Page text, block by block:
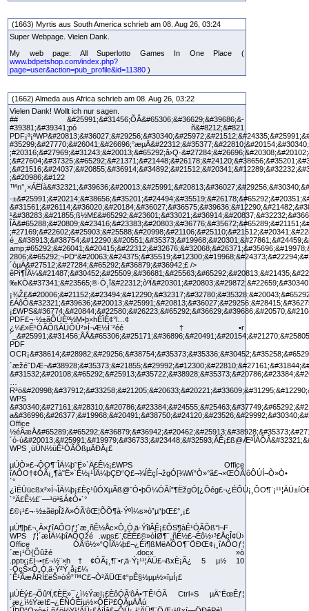
(1663) Myrtis aus South America schrieb am 08. Aug 26, 03:24
Super Webpage. Vielen Dank.
My web page: All Superlotto Games In One Place (
www.bdpetshop.com/index.php?
page=user&action=pub_profile&id=11380 )
(1662) Almeda aus Africa schrieb am 08. Aug 26, 03:22
Vielen Dank! Wollt ich nur sagen.
## &#25991;&#31456;ÕÂ&#65306;&#36629;&#39686;&-
#39381;&#39341;pó ñ&#8212;&#821
;&#20986;&#122
´òµÄ&#27512;&#27284;&#65292;&#36879;&#36942;£ />
PDF£¬·½±ãÔÚÈº½M•þ×hÉÏÉ¢°l…¢
¿¼£»Ê¹ÓÃÕßÄÜÔÚ²»Í¬Æ½Ì¨²éé†•r
PDF
WPS
Office
WPS ¸üÙN½üÊ¹ÓÃÕßµÄÐÄ¡£
µÚÒ»£¬ÔO¶¨ÎÄ¼þ˜Ë»`Ä£Ê½¡£WPS Office
îAÔO†¢ÓÃ¡¸¶à˜Ë»`Ê½¡¹ÎÄ¼þÇÐ“Q£¬¾ÍÈçÍ¬žgÓ[¾Wí“Ò»°ã£¬×ŒÓÃ‘ôÔÚÍ¬Ò»Ò•
´°
´°Ä£Ê½£¨—³öªšÁ¢Ò•´°
£©¡¹£¬·½±ãëpÎžÄ»ÓÃ‘ôŒ¦ÕÕ¶à·ÝºÏ¼s»ò”µ“þŒ£°¸¡£
µÚ¶þ£¬¸Ä×ƒîAÔOƒ¦´æ¸ñÊ½Åc×Ô„Ó‚ä·ÝîlÂÊ¡£ÔS¶àÊ¹ÓÃÕß°l¬F
WPS ƒ¦´æÎÄ¼þîAÔOžé .wps£¨‚€ÈË£©»òÌØ¶¨¸ñÊ½£¬Èô½›³£ÅcÎ¢Ü›
Office ÓÃ‘ô½»“QÎÄ¼þ£¬¿Éì¶ßMëAÔO¶¨ÖÐŒ¢¡¸îAÔOƒ¦
´æ¡¹Õ{Õûžé .docx »ò
.pptx¡£Í¬•r£¬½¨×h†¢ÓÃ¡¸¶¨•r‚ä·Ý¡¹¹¦ÄÜ£¬ßxÈ¡Ã¿ 5 µ½ 10
·ÖçŠ×Ô„Ó‚ä·Ý²Ý¸å¡£¼
´Ê¹ÃæÅRÍ£ëŠ»ò®”™C£¬Ò²ÄÜŒ¢“pÊ§½µµ½×îµÍ¡£
µÚÈý£¬ÕûºÏ‚€ÈË»¯¿ì½ÝæI¡£ÈôÓÃ‘ôÁ•‘TÊ¹ÓÃ Ctrl+S µÄ˜ËœÊƒ¦
´æ¿ì½ÝæI£¬¿ÉÑÓÉìµ½×ÔÉí³£ÓÃµÄÅú